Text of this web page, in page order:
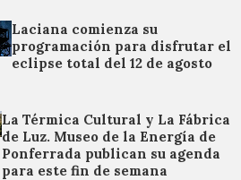
Laciana comienza su
programación para disfrutar el
eclipse total del 12 de agosto
La Térmica Cultural y La Fábrica
de Luz. Museo de la Energía de
Ponferrada publican su agenda
para este fin de semana